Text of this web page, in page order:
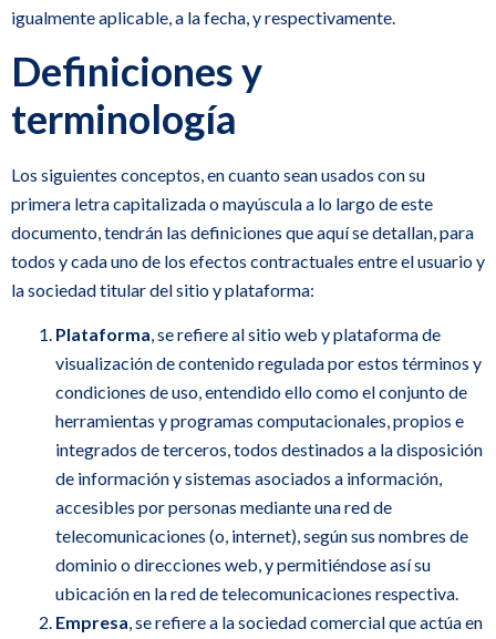
igualmente aplicable, a la fecha, y respectivamente.
Definiciones y
terminología
Los siguientes conceptos, en cuanto sean usados con su
primera letra capitalizada o mayúscula a lo largo de este
documento, tendrán las definiciones que aquí se detallan, para
todos y cada uno de los efectos contractuales entre el usuario y
la sociedad titular del sitio y plataforma:
Plataforma, se refiere al sitio web y plataforma de
visualización de contenido regulada por estos términos y
condiciones de uso, entendido ello como el conjunto de
herramientas y programas computacionales, propios e
integrados de terceros, todos destinados a la disposición
de información y sistemas asociados a información,
accesibles por personas mediante una red de
telecomunicaciones (o, internet), según sus nombres de
dominio o direcciones web, y permitiéndose así su
ubicación en la red de telecomunicaciones respectiva.
Empresa, se refiere a la sociedad comercial que actúa en